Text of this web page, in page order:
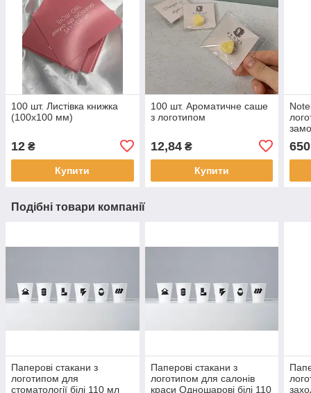
100 шт. Листівка книжка
(100х100 мм)
12 ₴
Купити
100 шт. Ароматичне саше
з логотипом
12,84₴
Купити
650
Подібні товари компанії
Паперові стакани з
логотипом для
стоматології білі 110 мл
Паперові стакани з
логотипом для салонів
краси Одношарові білі 110